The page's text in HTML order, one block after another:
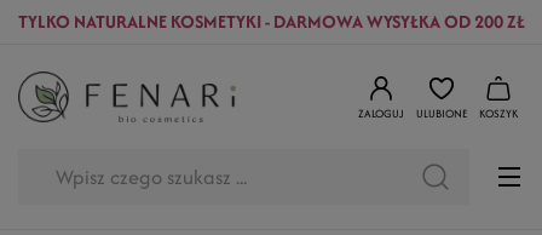
TYLKO NATURALNE KOSMETYKI - DARMOWA WYSYŁKA OD 200 ZŁ
ZALOGUJ ULUBIONE KOSZYK